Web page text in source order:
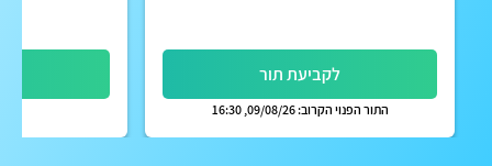
לקביעת תור
התור הפנוי הקרוב: 09/08/26, 16:30